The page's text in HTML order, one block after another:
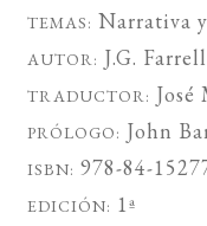
TEMAS: Narrativa y
AUTOR: J.G. Farrell
TRADUCTOR:
PRÓLOGO: John
ISBN: 978-84-
EDICIÓN: 1ª